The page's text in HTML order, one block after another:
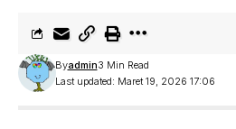
Last updated: Maret 19, 2026 17:06
Byadmin3 Min Read